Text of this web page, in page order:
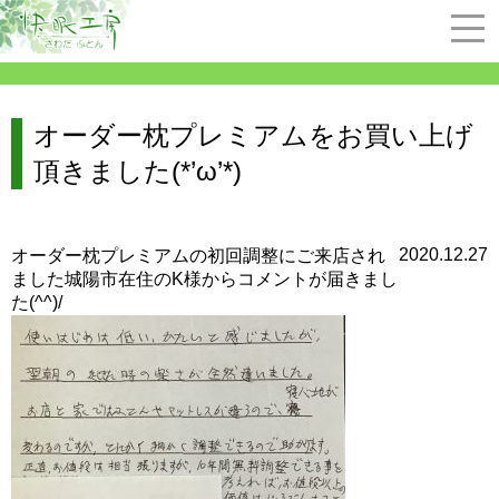
オーダー枕プレミアムをお買い上げ
頂きました(*’ω’*)
2020.12.27
オーダー枕プレミアムの初回調整にご来店され
ました城陽市在住のK様からコメントが届きまし
た(^^)/